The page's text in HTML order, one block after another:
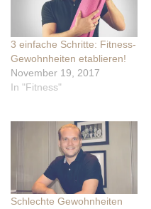
3 einfache Schritte: Fitness-
Gewohnheiten etablieren!
November 19, 2017
In "Fitness"
Schlechte Gewohnheiten